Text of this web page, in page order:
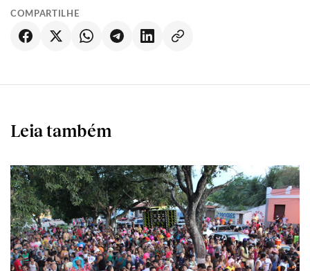
COMPARTILHE
Leia também